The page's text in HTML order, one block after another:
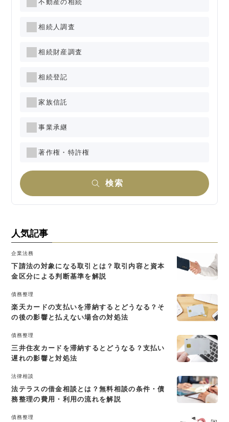
不動産の相続
相続人調査
相続財産調査
相続登記
家族信託
事業承継
著作権・特許権
検索
人気記事
企業法務
下請法の対象になる取引とは？取引内容と資本
金区分による判断基準を解説
債務整理
楽天カードの支払いを滞納するとどうなる？そ
の後の影響と払えない場合の対処法
債務整理
三井住友カードを滞納するとどうなる？支払い
遅れの影響と対処法
法律相談
法テラスの借金相談とは？無料相談の条件・債
務整理の費用・利用の流れを解説
債務整理